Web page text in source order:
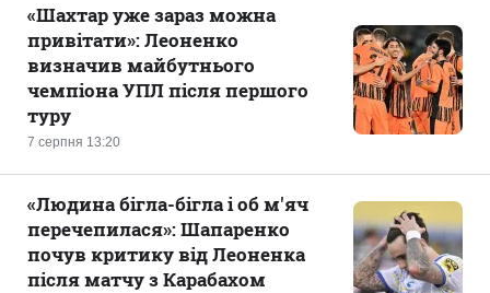
7 серпня 13:20
«Шахтар уже зараз можна
привітати»: Леоненко
визначив майбутнього
чемпіона УПЛ після першого
туру
«Людина бігла-бігла і об м'яч
перечепилася»: Шапаренко
почув критику від Леоненка
після матчу з Карабахом